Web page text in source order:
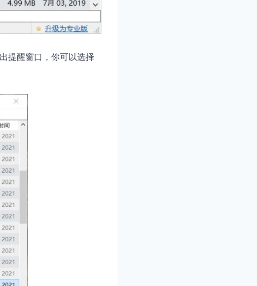
提醒窗口，你可以选择